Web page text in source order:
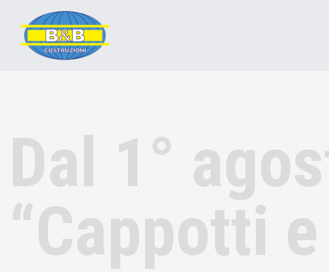
Dal 1°
“Cappotti